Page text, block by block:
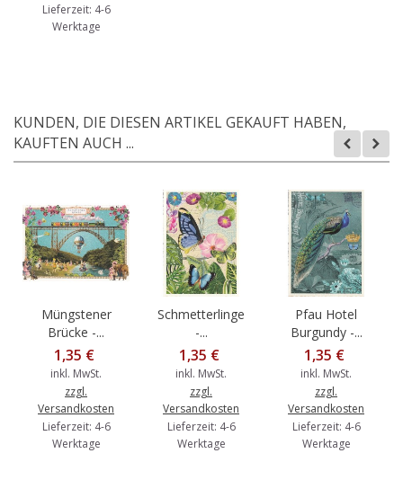
Lieferzeit: 4-6
Werktage
KUNDEN, DIE DIESEN ARTIKEL GEKAUFT HABEN,
KAUFTEN AUCH ...
Müngstener
Brücke -...
1,35 €
inkl. MwSt.
zzgl.
Versandkosten
Lieferzeit: 4-6
Werktage
Schmetterlinge
-...
1,35 €
inkl. MwSt.
zzgl.
Versandkosten
Lieferzeit: 4-6
Werktage
Pfau Hotel
Burgundy -...
1,35 €
inkl. MwSt.
zzgl.
Versandkosten
Lieferzeit: 4-6
Werktage